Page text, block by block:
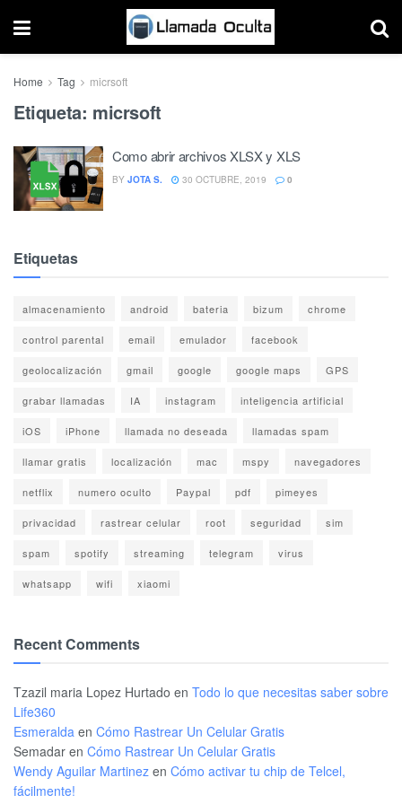
Home Tag micrsoft
Etiqueta: micrsoft
Como abrir archivos XLSX y XLS
BY JOTA S. 30 OCTUBRE, 2019 0
Etiquetas
almacenamiento android bateria bizum chrome
control parental email emulador facebook
geolocalización gmail google google maps GPS
grabar llamadas IA instagram inteligencia artificial
iOS iPhone llamada no deseada llamadas spam
llamar gratis localización mac mspy navegadores
netflix numero oculto Paypal pdf pimeyes
privacidad rastrear celular root seguridad sim
spam spotify streaming telegram virus
whatsapp wifi xiaomi
Recent Comments
Tzazil maria Lopez Hurtado en Todo lo que necesitas saber sobre
Life360
Esmeralda en Cómo Rastrear Un Celular Gratis
Semadar en Cómo Rastrear Un Celular Gratis
Wendy Aguilar Martinez en Cómo activar tu chip de Telcel,
fácilmente!